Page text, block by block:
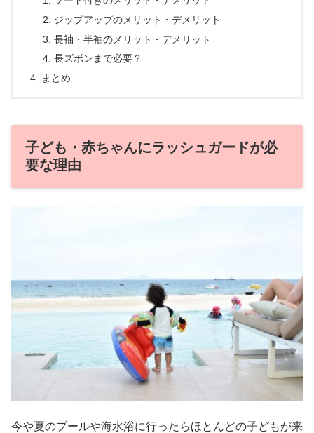
ジップアップのメリット・デメリット
長袖・半袖のメリット・デメリット
長ズボンまで必要？
まとめ
子ども・赤ちゃんにラッシュガードが必
要な理由
今や夏のプールや海水浴に行ったらほとんどの子どもが来